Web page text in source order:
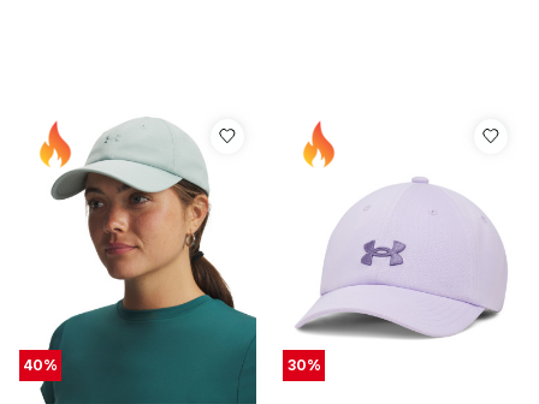
40% 30%